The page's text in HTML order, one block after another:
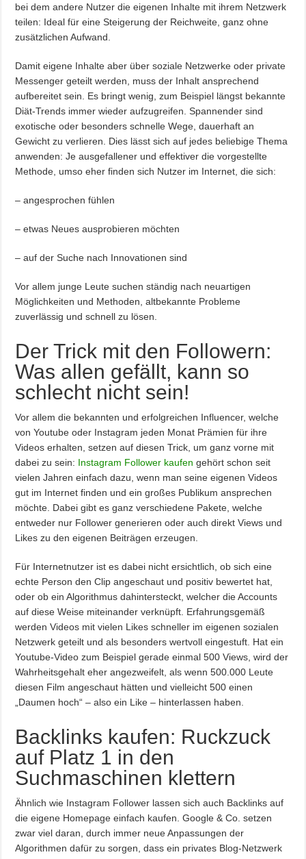
bei dem andere Nutzer die eigenen Inhalte mit ihrem Netzwerk
teilen: Ideal für eine Steigerung der Reichweite, ganz ohne
zusätzlichen Aufwand.
Damit eigene Inhalte aber über soziale Netzwerke oder private
Messenger geteilt werden, muss der Inhalt ansprechend
aufbereitet sein. Es bringt wenig, zum Beispiel längst bekannte
Diät-Trends immer wieder aufzugreifen. Spannender sind
exotische oder besonders schnelle Wege, dauerhaft an
Gewicht zu verlieren. Dies lässt sich auf jedes beliebige Thema
anwenden: Je ausgefallener und effektiver die vorgestellte
Methode, umso eher finden sich Nutzer im Internet, die sich:
– angesprochen fühlen
– etwas Neues ausprobieren möchten
– auf der Suche nach Innovationen sind
Vor allem junge Leute suchen ständig nach neuartigen
Möglichkeiten und Methoden, altbekannte Probleme
zuverlässig und schnell zu lösen.
Der Trick mit den Followern:
Was allen gefällt, kann so
schlecht nicht sein!
Vor allem die bekannten und erfolgreichen Influencer, welche
von Youtube oder Instagram jeden Monat Prämien für ihre
Videos erhalten, setzen auf diesen Trick, um ganz vorne mit
dabei zu sein: Instagram Follower kaufen gehört schon seit
vielen Jahren einfach dazu, wenn man seine eigenen Videos
gut im Internet finden und ein großes Publikum ansprechen
möchte. Dabei gibt es ganz verschiedene Pakete, welche
entweder nur Follower generieren oder auch direkt Views und
Likes zu den eigenen Beiträgen erzeugen.
Für Internetnutzer ist es dabei nicht ersichtlich, ob sich eine
echte Person den Clip angeschaut und positiv bewertet hat,
oder ob ein Algorithmus dahintersteckt, welcher die Accounts
auf diese Weise miteinander verknüpft. Erfahrungsgemäß
werden Videos mit vielen Likes schneller im eigenen sozialen
Netzwerk geteilt und als besonders wertvoll eingestuft. Hat ein
Youtube-Video zum Beispiel gerade einmal 500 Views, wird der
Wahrheitsgehalt eher angezweifelt, als wenn 500.000 Leute
diesen Film angeschaut hätten und vielleicht 500 einen
„Daumen hoch“ – also ein Like – hinterlassen haben.
Backlinks kaufen: Ruckzuck
auf Platz 1 in den
Suchmaschinen klettern
Ähnlich wie Instagram Follower lassen sich auch Backlinks auf
die eigene Homepage einfach kaufen. Google & Co. setzen
zwar viel daran, durch immer neue Anpassungen der
Algorithmen dafür zu sorgen, dass ein privates Blog-Netzwerk